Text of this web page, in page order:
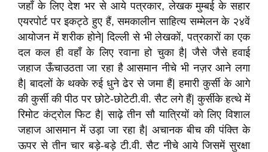
जहाँ के लिए देश भर से आये पत्रकार, लेखक मुम्बई के सहार
एयरपोर्ट पर इकट्ठे हुए हैं, समकालीन साहित्य सम्मेलन के २४वें
आयोजन में शरीक होने| दिल्ली से भी लेखकों, पत्रकारों का एक
दल कल ही वहाँ के लिए रवाना हो चुका है| जैसे जैसे हवाई
जहाज ऊँचाउठता जा रहा है आसमान नीचे भी नज़र आने लगा
है| बादलों के थक्के रुई धुने ढेर से जमा हैं| हमारी कुर्सी के आगे
की कुर्सी की पीठ पर छोटे-छोटेटी.वी. सैट लगे हैं| कुर्सीके हत्थे में
रिमोट कंट्रोल फिट है| साढ़े तीन सौ यात्रियों को लिए विशाल
जहाज आसमान में उड़ा जा रहा है| अचानक बीच की पंक्ति के
ऊपर से तीन चार बड़े-बड़े टी.वी. सैट नीचे आये जिसमें सुरक्षा